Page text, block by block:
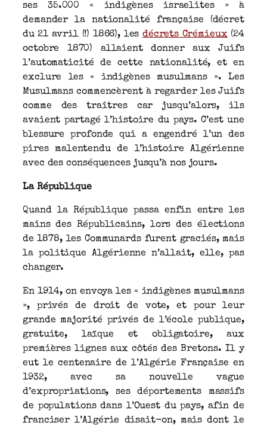
ses 35.000 « indigènes israelites » à
demander la nationalité française (décret
du 21 avril (!) 1866), lesdécrets Crémieux(24
octobre 1870) allaient donner aux Juifs
l’automaticité de cette nationalité, et en
exclure les « indigènes musulmans ». Les
Musulmans commencèrent à regarder les Juifs
comme des traîtres car jusqu’alors, ils
avaient partagé l’histoire du pays. C’est une
blessure profonde qui a engendré l’un des
pires malentendu de l’histoire Algérienne
avec des conséquences jusqu’à nos jours.
La République
Quand la République passa enfin entre les
mains des Républicains, lors des élections
de 1878, les Communards furent graciés, mais
la politique Algérienne n’allait, elle, pas
changer.
En 1914, on envoya les « indigènes musulmans
», privés de droit de vote, et pour leur
grande majorité privés de l’école publique,
gratuite, laïque et obligatoire, aux
premières lignes aux côtés des Bretons. Il y
eut le centenaire de l’Algérie Française en
1932, avec sa nouvelle vague
d’expropriations, ses déportements massifs
de populations dans l’Ouest du pays, afin de
franciser l’Algérie disait-on, mais dont le